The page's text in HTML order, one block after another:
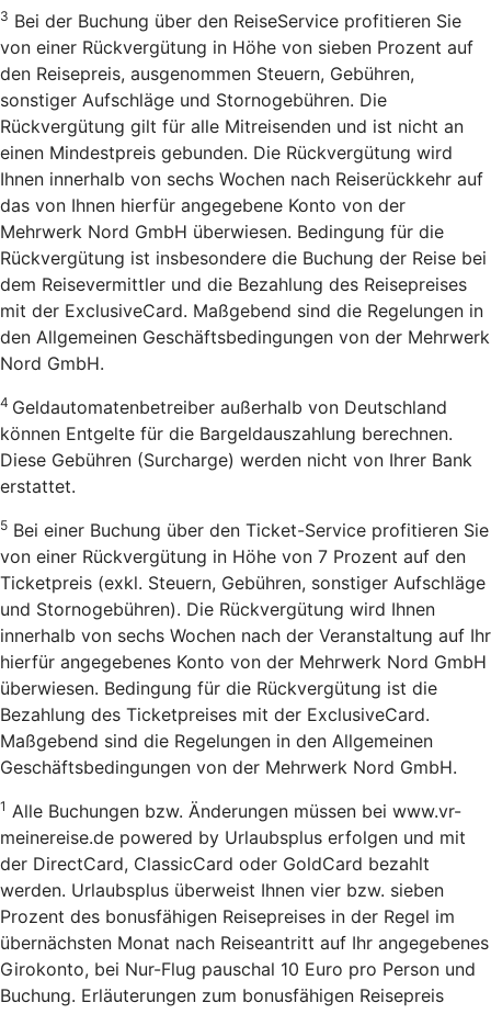
3 Bei der Buchung über den Reise­Service profitieren Sie
von einer Rückvergütung in Höhe von sieben Prozent auf
den Reisepreis, ausgenommen Steuern, Gebühren,
sonstiger Aufschläge und Stornogebühren. Die
Rückvergütung gilt für alle Mitreisenden und ist nicht an
einen Mindestpreis gebunden. Die Rückvergütung wird
Ihnen innerhalb von sechs Wochen nach Reiserückkehr auf
das von Ihnen hierfür angegebene Konto von der
Mehrwerk Nord GmbH überwiesen. Bedingung für die
Rückvergütung ist insbesondere die Buchung der Reise bei
dem Reisevermittler und die Bezahlung des Reisepreises
mit der ExclusiveCard. Maßgebend sind die Regelungen in
den Allgemeinen Geschäftsbedingungen von der Mehrwerk
Nord GmbH.
4 Geldautomatenbetreiber außerhalb von Deutschland
können Entgelte für die Bargeldauszahlung berechnen.
Diese Gebühren (Surcharge) werden nicht von Ihrer Bank
erstattet.
5 Bei einer Buchung über den Ticket-Service profitieren Sie
von einer Rückvergütung in Höhe von 7 Prozent auf den
Ticketpreis (exkl. Steuern, Gebühren, sonstiger Aufschläge
und Stornogebühren). Die Rückvergütung wird Ihnen
innerhalb von sechs Wochen nach der Veranstaltung auf Ihr
hierfür angegebenes Konto von der Mehrwerk Nord GmbH
überwiesen. Bedingung für die Rückvergütung ist die
Bezahlung des Ticketpreises mit der ExclusiveCard.
Maßgebend sind die Regelungen in den Allgemeinen
Geschäftsbedingungen von der Mehrwerk Nord GmbH.
1 Alle Buchungen bzw. Änderungen müssen bei www.vr-
meinereise.de powered by Urlaubsplus erfolgen und mit
der DirectCard, ClassicCard oder GoldCard bezahlt
werden. Urlaubsplus überweist Ihnen vier bzw. sieben
Prozent des bonusfähigen Reisepreises in der Regel im
übernächsten Monat nach Reiseantritt auf Ihr angegebenes
Girokonto, bei Nur-Flug pauschal 10 Euro pro Person und
Buchung. Erläuterungen zum bonusfähigen Reisepreis